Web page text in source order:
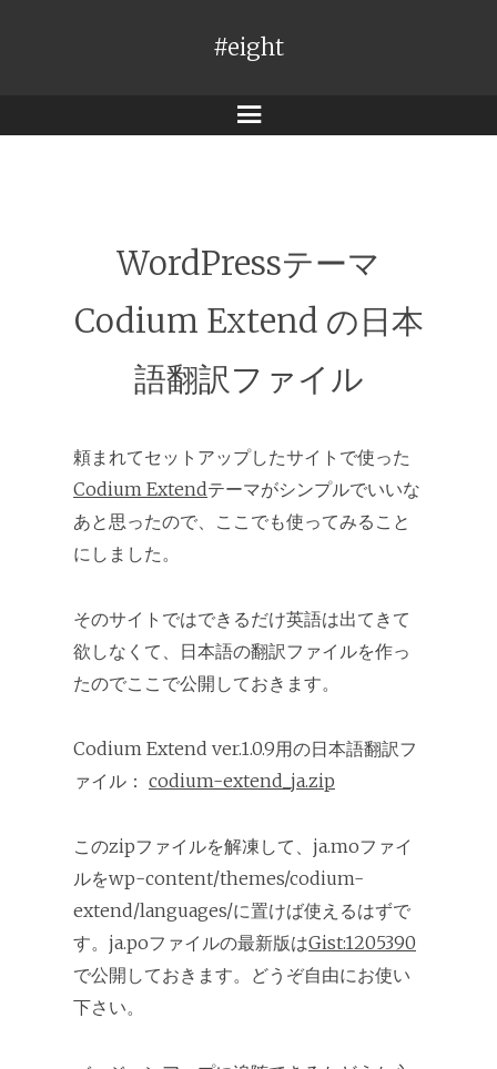
#eight
メ
WordPressテーマ
Codium Extend の日本
語翻訳ファイル
頼まれてセットアップしたサイトで使った
Codium Extendテーマがシンプルでいいな
あと思ったので、ここでも使ってみること
にしました。
そのサイトではできるだけ英語は出てきて
欲しなくて、日本語の翻訳ファイルを作っ
たのでここで公開しておきます。
Codium Extend ver.1.0.9用の日本語翻訳フ
ァイル： codium-extend_ja.zip
このzipファイルを解凍して、ja.moファイ
ルをwp-content/themes/codium-
extend/languages/に置けば使えるはずで
す。ja.poファイルの最新版はGist:1205390
で公開しておきます。どうぞ自由にお使い
下さい。